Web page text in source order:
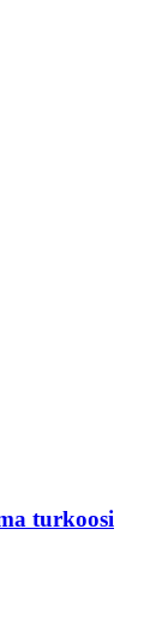
turkoosi